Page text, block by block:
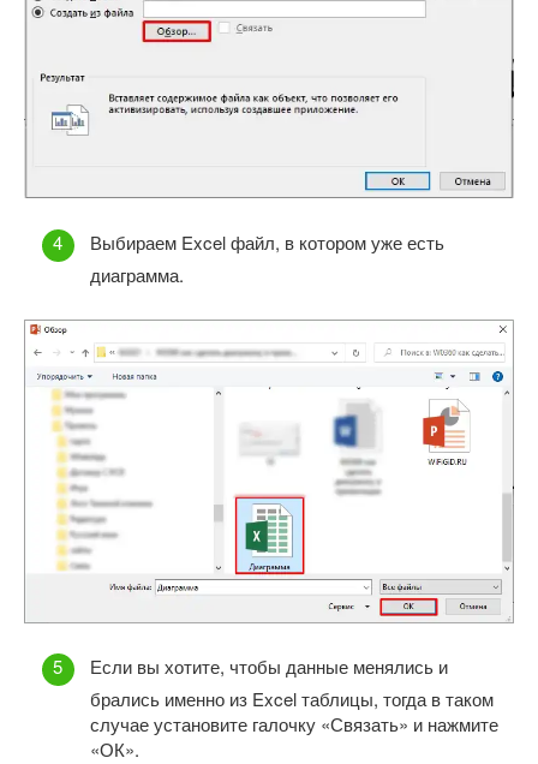
Выбираем Excel файл, в котором уже есть
диаграмма.
Если вы хотите, чтобы данные менялись и
брались именно из Excel таблицы, тогда в таком
случае установите галочку «Связать» и нажмите
«ОК».